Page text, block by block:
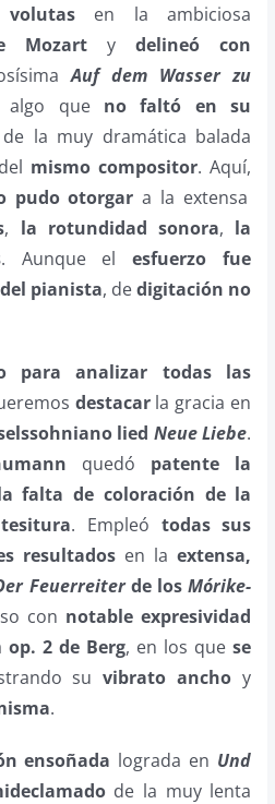
volutasen la ambiciosa
ydelineó
con
Auf dem Wasser zu
algo que no faltó en su
de la muy dramática balada
mismo compositor. Aquí,
pudo otorgar a la extensa
, la rotundidad sonora, la
. Aunque elesfuerzo fue
pianista, dedigitación no
para analizar todas las
destacarla gracia en
lied Neue Liebe.
quedó patente la
falta de coloración de la
. Empleó todas sus
resultados en laextensa,
Feuerreiterde losMórike-
con notable expresividad
op. 2 de Berg, en los quese
su vibrato ancho y
.
ensoñada lograda en Und
de la muy lenta